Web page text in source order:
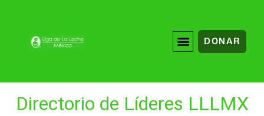
DONAR
Directorio de Líderes LLLMX